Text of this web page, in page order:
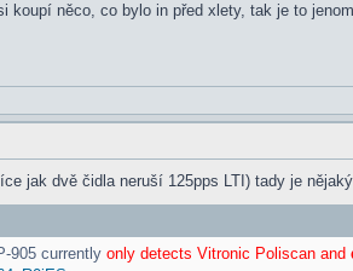
koupí něco, co bylo in před xlety, tak je to
jak dvě čidla neruší 125pps LTI) tady je
905 currently only detects Vitronic Poliscan and